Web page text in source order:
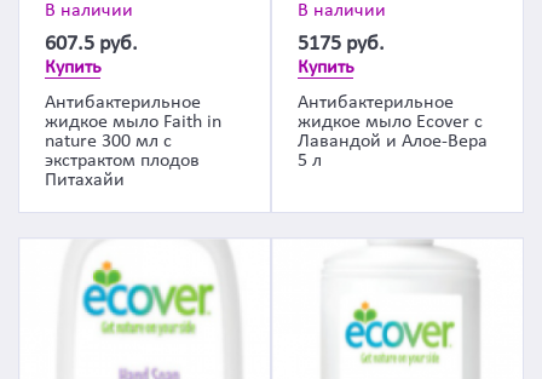
В наличии
607.5 руб.
Купить
Антибактерильное
жидкое мыло Faith in
nature 300 мл с
экстрактом плодов
Питахайи
В наличии
5175 руб.
Купить
Антибактерильное
жидкое мыло Ecover с
Лавандой и Алое-Вера
5 л